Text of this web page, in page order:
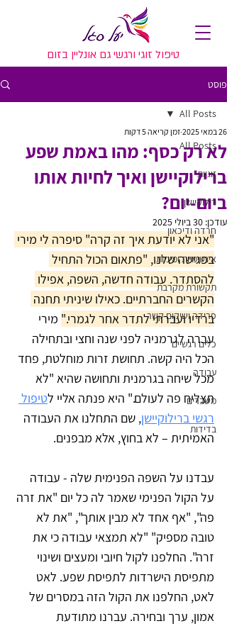
טיפול זוגי ורגשי גם אונליין בזום
פוסט
All Posts
זוגיות
רילוקיישן
חרדה ודיכאון
אינטימיות ומיניות
תקשורת מקרבת
פרידה ושיקום קשר
כלים רגשיים
עבודה
משברים
בדידות
All Posts
לא רק כסף: מהו באמת שפע
ברילוקיישן ואיך לחיות אותו
ביום-יום?
26 במאי 2025 זמן קריאה 5 דקות
עודכן: 30 ביולי 2025
"אני לא יודעת איך זה קרה" סיפרה לי מירי
בפגישה שלנו, "פתאום הכול התחיל
להסתדר. עבודה חדשה, השפה, אפילו
הקשרים החברתיים. כאילו שיניתי תחנה
ברדיו ועברתי לתדר אחר לגמרי." מירי
עברה לגרמניה לפני שנה וחצי ובתחילה
הכל היה קשה. תחושת זרות מוחלטת, פחד
מכל שיחה בגרמנית ותחושה שהיא "לא
תצליח פה לעולם." היא פנתה אליי לטיפול
רגשי ברילוקיישן, שם התחלנו את העבודה
האמיתית – לא בחוץ, אלא מבפנים.
עבדנו על השפה הפנימית שלה - עבודה
על הקול הפנימי שאמר לה כל יום "את זרה
פה", "אף אחד לא מבין אותך", "את לא
טובה מספיק" "לא תמצאי עבודה כי את
זרה". החלפנו לקול חיובי ומעצים ושינוי
מתפיסת הישרדות לתפיסת שפע. לאט
לאט, החלפנו את הקול הזה במסרים של
אמון, ערך ובחירה. עברנו מתודעת